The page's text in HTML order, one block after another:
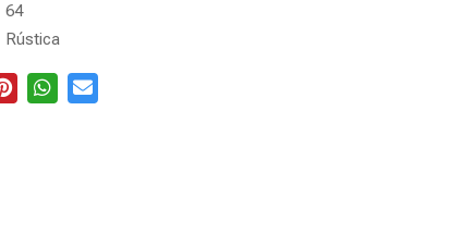
64
Rústica